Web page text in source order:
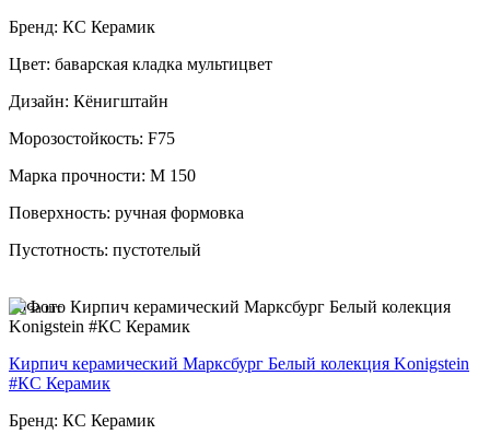
Бренд: КС Керамик
Цвет: баварская кладка мультицвет
Дизайн: Кёнигштайн
Морозостойкость: F75
Марка прочности: М 150
Поверхность: ручная формовка
Пустотность: пустотелый
70за шт
Кирпич керамический Марксбург Белый колекция Konigstein
#КС Керамик
Бренд: КС Керамик